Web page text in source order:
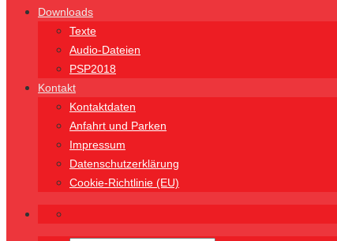
Downloads
Texte
Audio-Dateien
PSP2018
Kontakt
Kontaktdaten
Anfahrt und Parken
Impressum
Datenschutzerklärung
Cookie-Richtlinie (EU)